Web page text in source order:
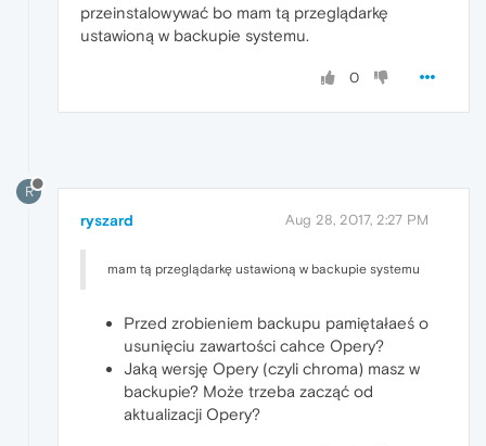
przeinstalowywać bo mam tą przeglądarkę
ustawioną w backupie systemu.
0
R
ryszard Aug 28, 2017, 2:27 PM
mam tą przeglądarkę ustawioną w backupie systemu
Przed zrobieniem backupu pamiętałaeś o
usunięciu zawartości cahce Opery?
Jaką wersję Opery (czyli chroma) masz w
backupie? Może trzeba zacząć od
aktualizacji Opery?